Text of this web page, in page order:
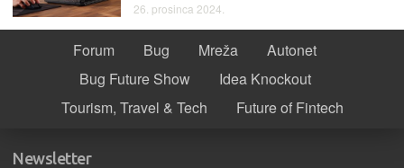
26. prosinca 2024.
Forum Bug Mreža
Autonet
Bug Future Show
Idea Knockout
Tourism, Travel & Tech
Future of Fintech
Newsletter